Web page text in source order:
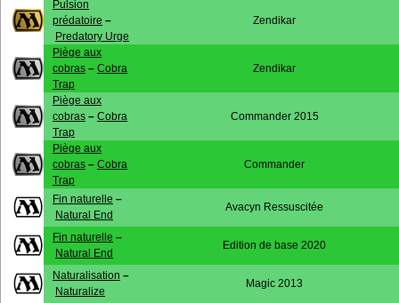
Pulsion
prédatoire –
Predatory Urge
Zendikar
Piège aux
cobras – Cobra
Trap
Zendikar
Piège aux
cobras – Cobra
Trap
Commander 2015
Piège aux
cobras – Cobra
Trap
Commander
Fin naturelle –
Natural End
Avacyn Ressuscitée
Fin naturelle –
Natural End
Edition de base 2020
Naturalisation –
Naturalize
Magic 2013